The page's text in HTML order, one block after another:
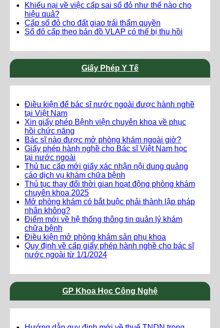
Khiếu nại về việc cấp sai sổ đỏ như thế nào cho
hiệu quả?
Cấp sổ đỏ cho đất giao trái thẩm quyền
Sổ đỏ cấp theo bản đồ VLAP có thể bị thu hồi
Giấy Phép Y Tế
Điều kiện để bác sĩ nước ngoài được hành nghề
tại Việt Nam
Xin giấy phép Bệnh viện chuyên khoa về phục
hồi chức năng
Bác sĩ nào được mở phòng khám ngoài giờ?
Giấy phép hành nghề cho Bác sĩ Việt Nam học
tại nước ngoài
Thủ tục cấp mới giấy xác nhận nội dung quảng
cáo dịch vụ khám chữa bệnh
Thủ tục thay đổi thời gian hoạt động phòng khám
chuyên khoa 2025
Mở phòng khám có bắt buộc phải thành lập pháp
nhân không?
Điểm mới về hệ thống thông tin quản lý khám
chữa bệnh
Điều kiện mở phòng khám sản phụ khoa
Quy định về cấp giấy phép hành nghề cho bác sĩ
nước ngoài từ 1/1/2024
GP Khoa Học Công Nghệ